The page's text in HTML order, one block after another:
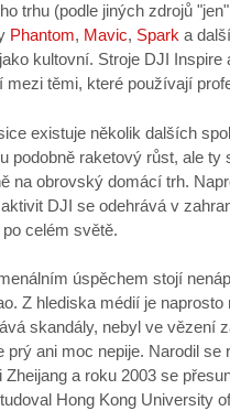
trhu (podle jiných zdrojů
Phantom, Mavic, Spark a
kultovní. Stroje DJI Inspire
mezi těmi, které používají
existuje několik dalších
podobně raketový růst, ale ty
na obrovský domácí trh.
DJI se odehrává v
celém světě.
úspěchem stojí
Z hlediska médií je
skandály, nebyl ve vězení
prý ani moc nepije. Narodil se
Zheijang a roku 2003 se
Hong Kong University